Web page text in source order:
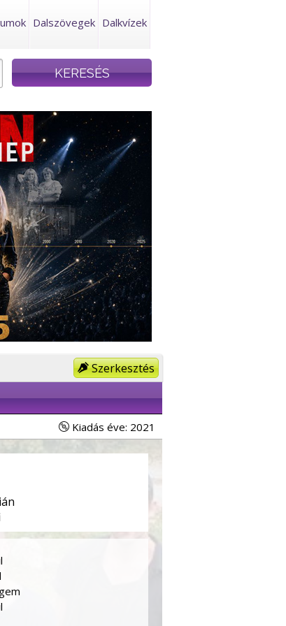
Dalszövegek Dalkvízek
Szerkesztés
Kiadás éve: 2021